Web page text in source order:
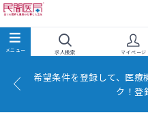
求人検索 マイページ
希望条件を登録して、医療
ク！登